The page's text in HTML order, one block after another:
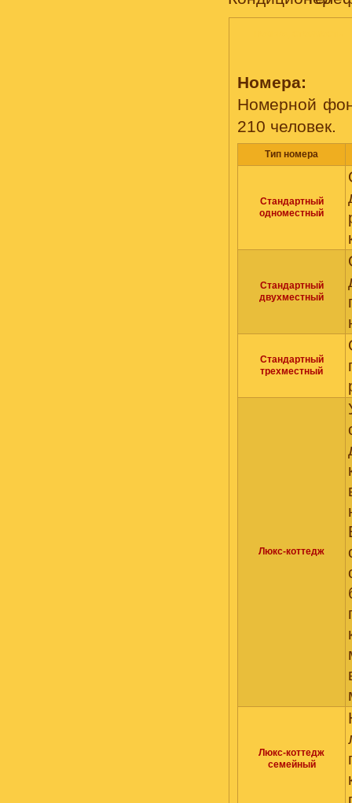
Номера:
Номерной
210 человек.
Тип номера
Стандартный
одноместный
Стандартный
двухместный
Стандартный
трехместный
Люкс-коттедж
Люкс-коттедж
семейный